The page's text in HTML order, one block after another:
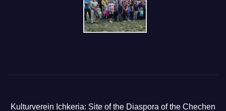
Kulturverein Ichkeria: Site of the Diaspora of the Chechen